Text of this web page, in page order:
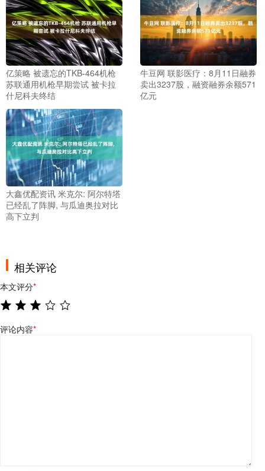
亿策略 被遗忘的TKB-464机枪
苏联通用机枪早期尝试 被卡拉
什尼科夫终结
牛豆网 联影医疗：8月11日融券
卖出3237股，融资融券余额571
亿元
大鑫优配资讯 米克尔: 阿尔特塔
已经乱了阵脚, 与瓜迪奥拉对比
高下立判
相关评论
本文评分*
评论内容*